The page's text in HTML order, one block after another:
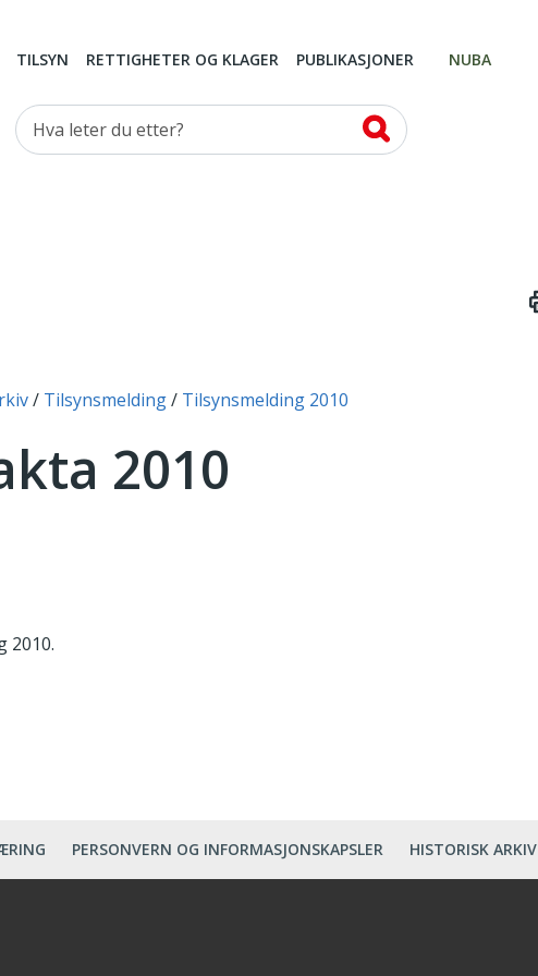
TILSYN RETTIGHETER OG KLAGER PUBLIKASJONER NUBA
Hva leter du etter?
Tilsynsmelding Tilsynsmelding 2010
2010
2010.
PERSONVERN OG INFORMASJONSKAPSLER HISTORISK ARKIV